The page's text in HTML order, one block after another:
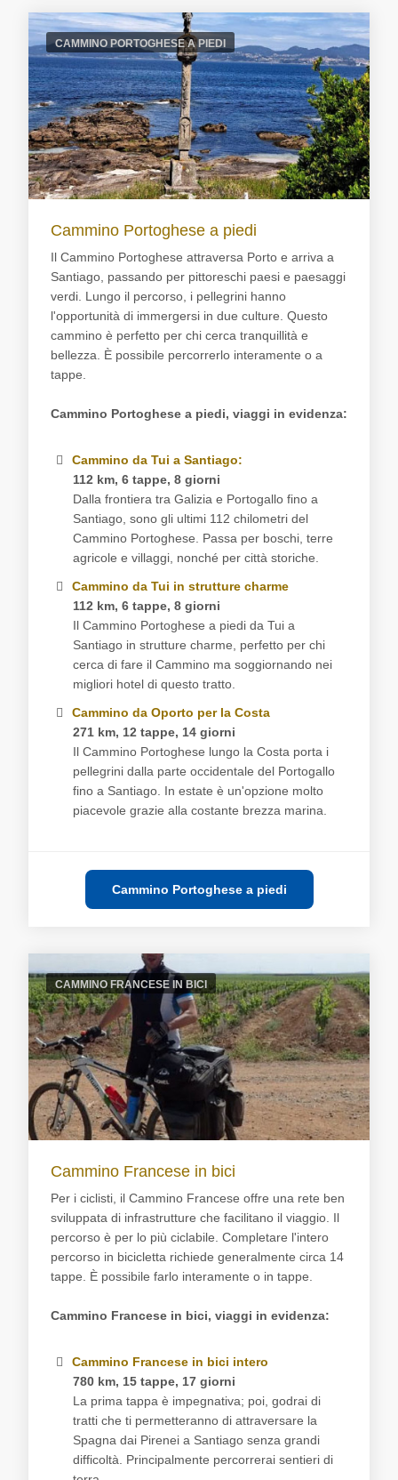
CAMMINO PORTOGHESE A PIEDI
Cammino Portoghese a piedi
Il Cammino Portoghese attraversa Porto e arriva a
Santiago, passando per pittoreschi paesi e paesaggi
verdi. Lungo il percorso, i pellegrini hanno
l'opportunità di immergersi in due culture. Questo
cammino è perfetto per chi cerca tranquillità e
bellezza. È possibile percorrerlo interamente o a
tappe.
Cammino Portoghese a piedi, viaggi in evidenza:
Cammino da Tui a Santiago:
112 km, 6 tappe, 8 giorni
Dalla frontiera tra Galizia e Portogallo fino a
Santiago, sono gli ultimi 112 chilometri del
Cammino Portoghese. Passa per boschi, terre
agricole e villaggi, nonché per città storiche.
Cammino da Tui in strutture charme
112 km, 6 tappe, 8 giorni
Il Cammino Portoghese a piedi da Tui a
Santiago in strutture charme, perfetto per chi
cerca di fare il Cammino ma soggiornando nei
migliori hotel di questo tratto.
Cammino da Oporto per la Costa
271 km, 12 tappe, 14 giorni
Il Cammino Portoghese lungo la Costa porta i
pellegrini dalla parte occidentale del Portogallo
fino a Santiago. In estate è un'opzione molto
piacevole grazie alla costante brezza marina.
Cammino Portoghese a piedi
CAMMINO FRANCESE IN BICI
Cammino Francese in bici
Per i ciclisti, il Cammino Francese offre una rete ben
sviluppata di infrastrutture che facilitano il viaggio. Il
percorso è per lo più ciclabile. Completare l'intero
percorso in bicicletta richiede generalmente circa 14
tappe. È possibile farlo interamente o in tappe.
Cammino Francese in bici, viaggi in evidenza:
Cammino Francese in bici intero
780 km, 15 tappe, 17 giorni
La prima tappa è impegnativa; poi, godrai di
tratti che ti permetteranno di attraversare la
Spagna dai Pirenei a Santiago senza grandi
difficoltà. Principalmente percorrerai sentieri di